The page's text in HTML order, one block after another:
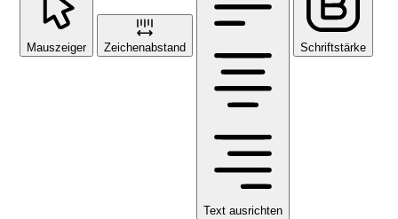
Mauszeiger Zeichenabstand
Text ausrichten
Schriftstärke